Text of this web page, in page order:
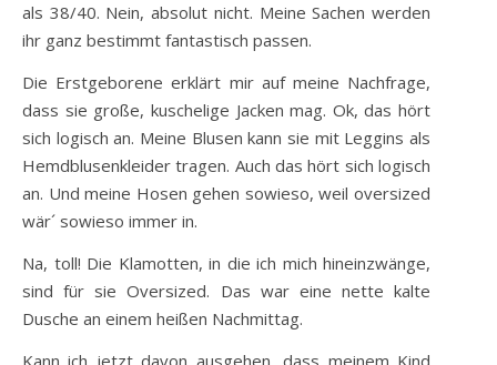
als 38/40. Nein, absolut nicht. Meine Sachen werden
ihr ganz bestimmt fantastisch passen.
Die Erstgeborene erklärt mir auf meine Nachfrage,
dass sie große, kuschelige Jacken mag. Ok, das hört
sich logisch an. Meine Blusen kann sie mit Leggins als
Hemdblusenkleider tragen. Auch das hört sich logisch
an. Und meine Hosen gehen sowieso, weil oversized
wär´ sowieso immer in.
Na, toll! Die Klamotten, in die ich mich hineinzwänge,
sind für sie Oversized. Das war eine nette kalte
Dusche an einem heißen Nachmittag.